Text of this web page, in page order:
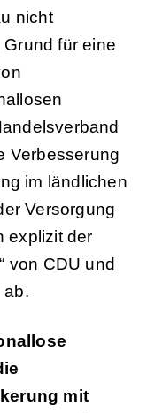
nicht
für eine
Verbesserung
im ländlichen
Versorgung
explizit der
von CDU und
ab.
mit